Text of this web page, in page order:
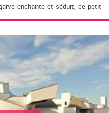
enchante et séduit, ce petit